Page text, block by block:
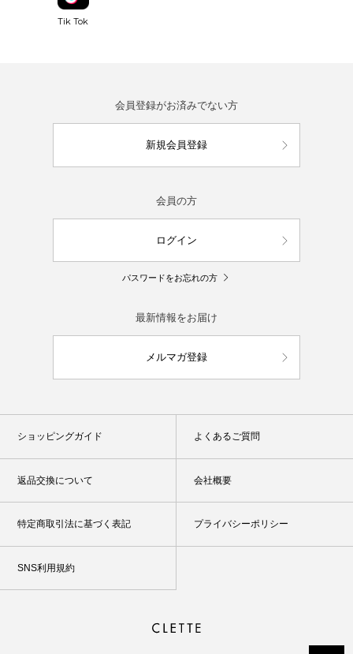
Tik Tok
会員登録がお済みでない方
新規会員登録
会員の方
ログイン
パスワードをお忘れの方
最新情報をお届け
メルマガ登録
ショッピングガイド よくあるご質問
返品交換について 会社概要
特定商取引法に基づく表記 プライバシーポリシー
SNS利用規約